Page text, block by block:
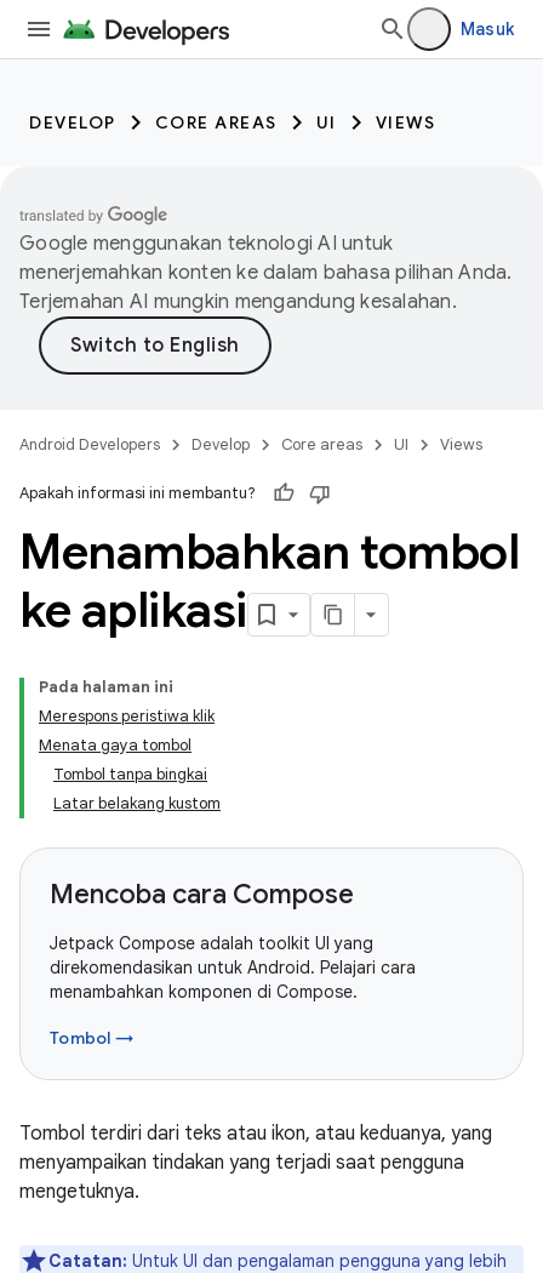
Masuk
DEVELOP CORE AREAS UI VIEWS
Google menggunakan teknologi AI untuk
menerjemahkan konten ke dalam bahasa pilihan Anda.
Terjemahan AI mungkin mengandung kesalahan.
Android Developers Develop Core areas UI Views
Apakah informasi ini membantu?
Menambahkan tombol
ke aplikasi
Pada halaman ini
Merespons peristiwa klik
Menata gaya tombol
Tombol tanpa bingkai
Latar belakang kustom
Mencoba cara Compose
Jetpack Compose adalah toolkit UI yang
direkomendasikan untuk Android. Pelajari cara
menambahkan komponen di Compose.
Tombol →
Tombol terdiri dari teks atau ikon, atau keduanya, yang
menyampaikan tindakan yang terjadi saat pengguna
mengetuknya.
Catatan: Untuk UI dan pengalaman pengguna yang lebih